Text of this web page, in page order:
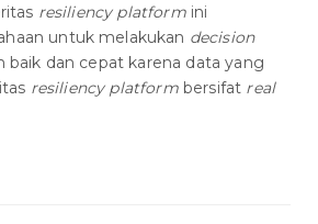
resiliency platformini
untuk melakukan decision
baik dan cepat karena data yang
resiliency platformbersifat real